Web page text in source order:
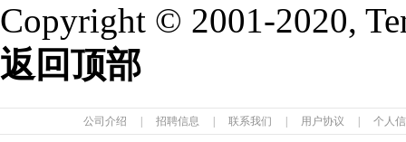
Copyright © 2001-2020,
返回顶部
公司介绍 招聘信息 联系我们 用户协议 个人